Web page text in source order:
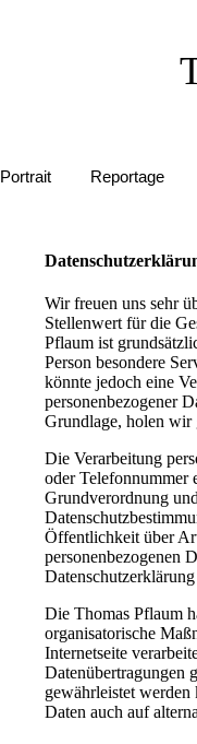
Wir freuen uns sehr
Stellenwert für die
Pflaum ist
Person besondere
könnte jedoch eine
personenbezogener
Grundlage, holen wir
Die Verarbeitung
oder Telefonnummer
Grundverordnung
Öffentlichkeit über
personenbezogenen
Die Thomas Pflaum
organisatorische
Internetseite
Datenübertragungen
gewährleistet werden
Daten auch auf
Portrait Reportage